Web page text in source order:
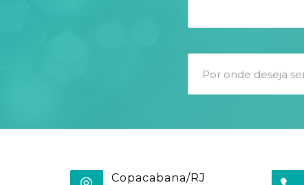
Copacabana/RJ